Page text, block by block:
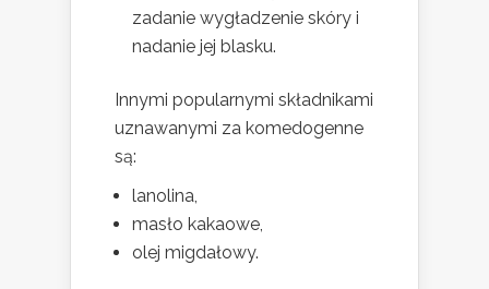
zadanie wygładzenie skóry i
nadanie jej blasku.
Innymi popularnymi składnikami
uznawanymi za komedogenne
są:
lanolina,
masło kakaowe,
olej migdałowy.